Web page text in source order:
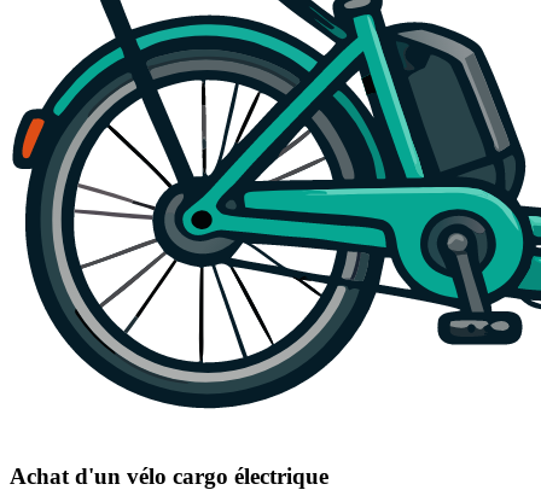
Achat d'un vélo cargo électrique